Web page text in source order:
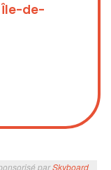
Île-de-